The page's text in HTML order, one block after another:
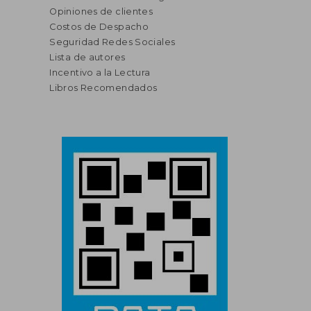
Opiniones de clientes
Costos de Despacho
Seguridad Redes Sociales
Lista de autores
Incentivo a la Lectura
Libros Recomendados